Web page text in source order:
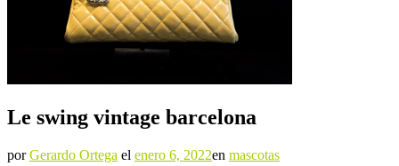
Le swing vintage barcelona
porGerardo Ortega el enero 6, 2022en mascotas